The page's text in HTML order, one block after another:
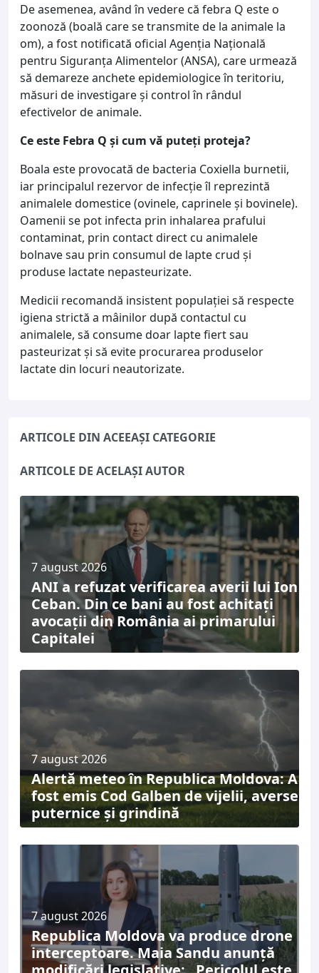
De asemenea, având în vedere că febra Q este o
zoonoză (boală care se transmite de la animale la
om), a fost notificată oficial Agenția Națională
pentru Siguranța Alimentelor (ANSA), care urmează
să demareze anchete epidemiologice în teritoriu,
măsuri de investigare și control în rândul
efectivelor de animale.
Ce este Febra Q și cum vă puteți proteja?
Boala este provocată de bacteria Coxiella burnetii,
iar principalul rezervor de infecție îl reprezintă
animalele domestice (ovinele, caprinele și bovinele).
Oamenii se pot infecta prin inhalarea prafului
contaminat, prin contact direct cu animalele
bolnave sau prin consumul de lapte crud și
produse lactate nepasteurizate.
Medicii recomandă insistent populației să respecte
igiena strictă a mâinilor după contactul cu
animalele, să consume doar lapte fiert sau
pasteurizat și să evite procurarea produselor
lactate din locuri neautorizate.
ARTICOLE DIN ACEEAȘI CATEGORIE
ARTICOLE DE ACELAȘI AUTOR
7 august 2026
ANI a refuzat verificarea averii lui Ion
Ceban. Din ce bani au fost achitați
avocații din România ai primarului
Capitalei
7 august 2026
Alertă meteo în Republica Moldova: A
fost emis Cod Galben de vijelii, averse
puternice și grindină
7 august 2026
Republica Moldova va produce drone
interceptoare. Maia Sandu anunță